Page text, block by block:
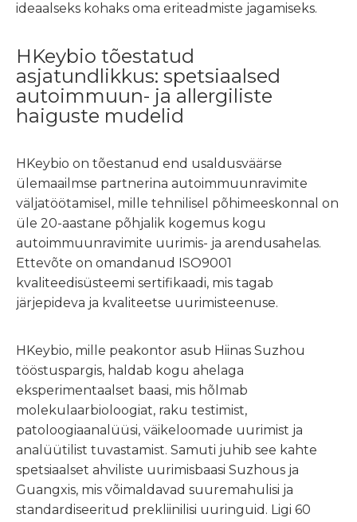
ideaalseks kohaks oma eriteadmiste jagamiseks.
HKeybio tõestatud
asjatundlikkus: spetsiaalsed
autoimmuun- ja allergiliste
haiguste mudelid
HKeybio on tõestanud end usaldusväärse
ülemaailmse partnerina autoimmuunravimite
väljatöötamisel, mille tehnilisel põhimeeskonnal on
üle 20-aastane põhjalik kogemus kogu
autoimmuunravimite uurimis- ja arendusahelas.
Ettevõte on omandanud ISO9001
kvaliteedisüsteemi sertifikaadi, mis tagab
järjepideva ja kvaliteetse uurimisteenuse.
HKeybio, mille peakontor asub Hiinas Suzhou
tööstuspargis, haldab kogu ahelaga
eksperimentaalset baasi, mis hõlmab
molekulaarbioloogiat, raku testimist,
patoloogiaanalüüsi, väikeloomade uurimist ja
analüütilist tuvastamist. Samuti juhib see kahte
spetsiaalset ahviliste uurimisbaasi Suzhous ja
Guangxis, mis võimaldavad suuremahulisi ja
standardiseeritud prekliinilisi uuringuid. Ligi 60